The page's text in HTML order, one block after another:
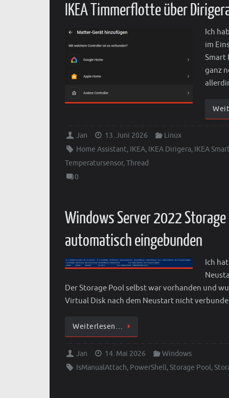
IKEA Timmerflotte über
Ich
im
Smart
ganz
Jan 13. Juni 2026
Linux
Home Assistant, IKEA, IKEA Dirigera, IKEA
Temperatursensor,Thread
0
Windows Server 2022
automatisch eingebunden
Ich
Der Storage Pool selbst war vorhanden und
Virtual Disk nach dem Neustart nicht
Weiterlesen…
Jan 14. Mai 2026
Windows
IsManualAttach, PowerShell, Storage Pool,